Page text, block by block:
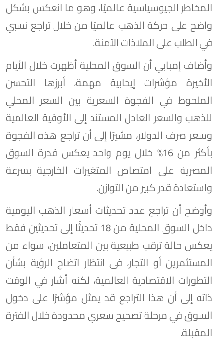
المخاطر الجيوسياسية عالميًا، وهو ما انعكس بشكل
واضح على حركة الذهب عالميًا من خلال تراجع نسبي
في الطلب على الملاذات الآمنة.
وأضاف إمبابي أن السوق المحلية أظهرت خلال الأيام
الأخيرة مؤشرات إيجابية مهمة، أبرزها التحسن
الملحوظ في الفجوة السعرية بين السعر المحلي
للذهب والسعر العادل المستند إلى الأوقية العالمية
وسعر صرف الدولار، مشيرًا إلى أن تراجع هذه الفجوة
بأكثر من 16% خلال يوم واحد يعكس قدرة السوق
المصرية على امتصاص المتغيرات الخارجية بسرعة
واستعادة قدر كبير من التوازن.
وأوضح أن تراجع عدد تحديثات أسعار الذهب اليومية
داخل السوق المحلية من 18 تحديثًا إلى تحديثين فقط
يعكس حالة ترقب طبيعية بين المتعاملين، سواء من
المستثمرين أو التجار، في انتظار اتضاح الرؤية بشأن
التطورات الاقتصادية العالمية، لكنه أشار في الوقت
ذاته إلى أن هذا التراجع قد يمثل مؤشرًا على دخول
السوق في مرحلة تصحيح سعري محدودة خلال الفترة
المقبلة.